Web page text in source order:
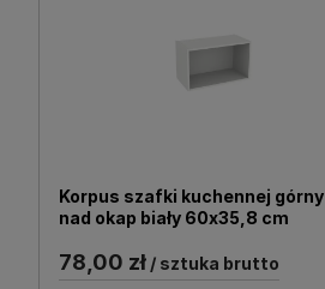
Korpus szafki kuchennej górny
nad okap biały 60x35,8 cm
78,00 zł / sztuka brutto